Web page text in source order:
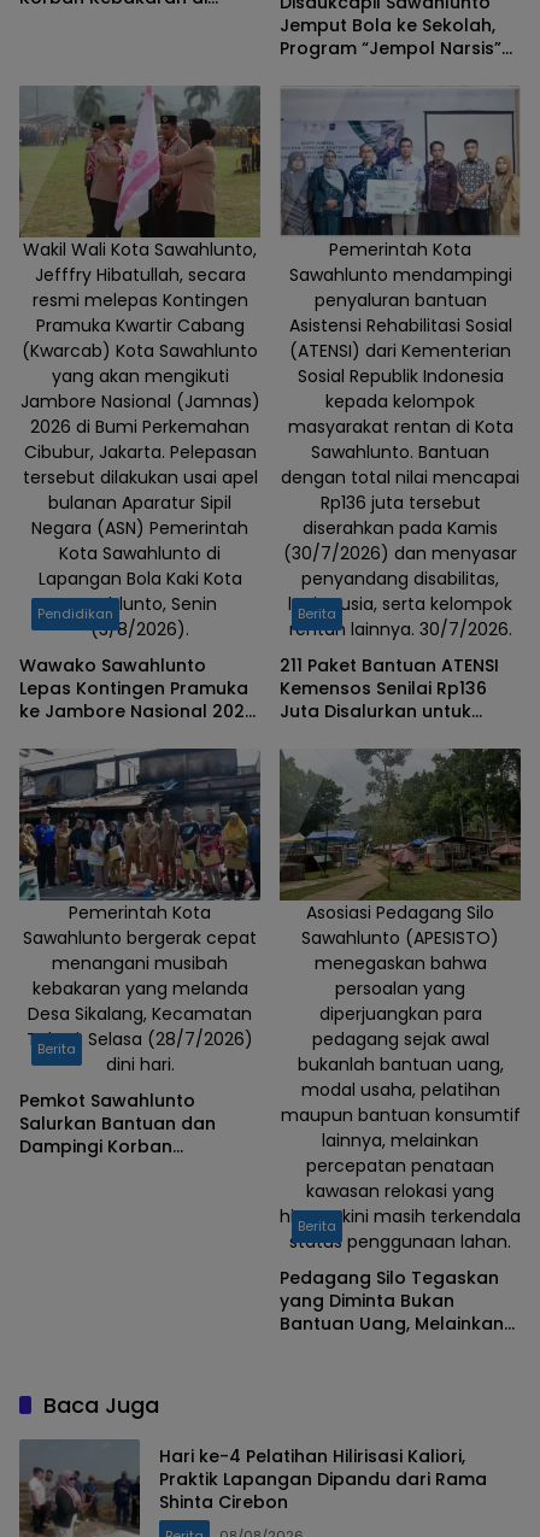
Jemput Bola ke Sekolah,
Program “Jempol Narsis”
el Siswa
Wakil Wali Kota Sawahlunto,
Jefffry Hibatullah, secara
resmi melepas Kontingen
Pramuka Kwartir Cabang
(Kwarcab) Kota Sawahlunto
yang akan mengikuti
Jambore Nasional (Jamnas)
2026 di Bumi Perkemahan
Cibubur, Jakarta. Pelepasan
tersebut dilakukan usai apel
bulanan Aparatur Sipil
Negara (ASN) Pemerintah
Kota Sawahlunto di
Lapangan Bola Kaki Kota
Sawahlunto, Senin
(3/8/2026).
Pendidikan
Wawako Sawahlunto
Lepas Kontingen Pramuka
ke Jambore Nasional 2026,
Baik Daerah
Pemerintah Kota
Sawahlunto mendampingi
penyaluran bantuan
Asistensi Rehabilitasi Sosial
(ATENSI) dari Kementerian
Sosial Republik Indonesia
kepada kelompok
masyarakat rentan di Kota
Sawahlunto. Bantuan
dengan total nilai mencapai
Rp136 juta tersebut
diserahkan pada Kamis
(30/7/2026) dan menyasar
penyandang disabilitas,
lanjut usia, serta kelompok
rentan lainnya. 30/7/2026.
Berita
211 Paket Bantuan ATENSI
Kemensos Senilai Rp136
Juta Disalurkan untuk
Sawahlunto
Pemerintah Kota
Sawahlunto bergerak cepat
menangani musibah
kebakaran yang melanda
Desa Sikalang, Kecamatan
Talawi, Selasa (28/7/2026)
dini hari.
Berita
Pemkot Sawahlunto
Salurkan Bantuan dan
Dampingi Korban
Asosiasi Pedagang Silo
Sawahlunto (APESISTO)
menegaskan bahwa
persoalan yang
diperjuangkan para
pedagang sejak awal
bukanlah bantuan uang,
modal usaha, pelatihan
maupun bantuan konsumtif
lainnya, melainkan
percepatan penataan
kawasan relokasi yang
hingga kini masih terkendala
status penggunaan lahan.
Berita
Pedagang Silo Tegaskan
yang Diminta Bukan
Bantuan Uang, Melainkan
Baca Juga
Hari ke-4 Pelatihan Hilirisasi Kaliori,
Praktik Lapangan Dipandu dari Rama
Shinta Cirebon